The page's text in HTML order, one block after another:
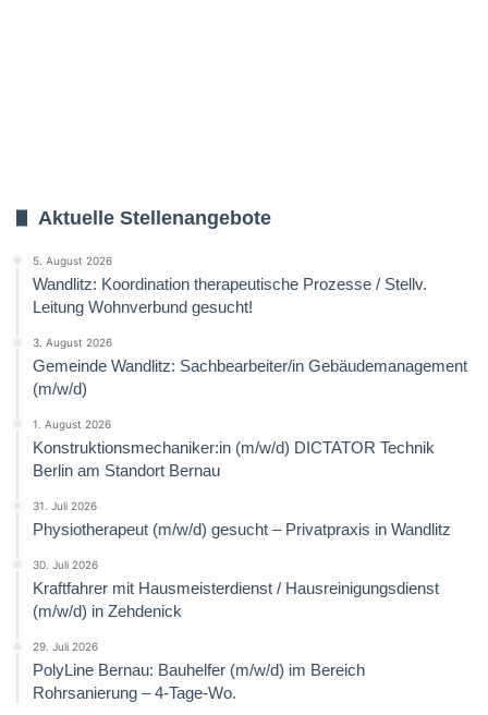
Aktuelle Stellenangebote
5. August 2026
Wandlitz: Koordination therapeutische Prozesse / Stellv.
Leitung Wohnverbund gesucht!
3. August 2026
Gemeinde Wandlitz: Sachbearbeiter/in Gebäudemanagement
(m/w/d)
1. August 2026
Konstruktionsmechaniker:in (m/w/d) DICTATOR Technik
Berlin am Standort Bernau
31. Juli 2026
Physiotherapeut (m/w/d) gesucht – Privatpraxis in Wandlitz
30. Juli 2026
Kraftfahrer mit Hausmeisterdienst / Hausreinigungsdienst
(m/w/d) in Zehdenick
29. Juli 2026
PolyLine Bernau: Bauhelfer (m/w/d) im Bereich
Rohrsanierung – 4-Tage-Wo.